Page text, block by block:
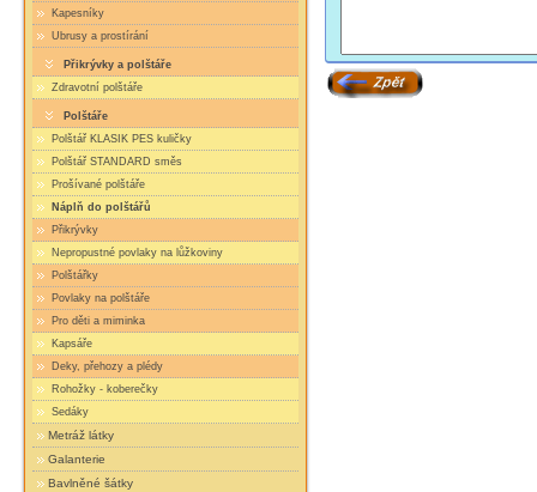
Kapesníky
Ubrusy a prostírání
Přikrývky a polštáře
Zdravotní polštáře
Polštáře
Polštář KLASIK PES kuličky
Polštář STANDARD směs
Prošívané polštáře
Náplň do polštářů
Přikrývky
Nepropustné povlaky na lůžkoviny
Polštářky
Povlaky na polštáře
Pro děti a miminka
Kapsáře
Deky, přehozy a plédy
Rohožky - koberečky
Sedáky
Metráž látky
Galanterie
Bavlněné šátky